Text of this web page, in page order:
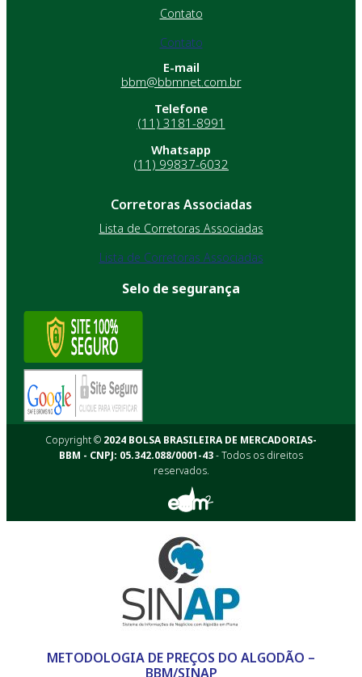
Contato
Contato
E-mail
bbm@bbmnet.com.br
Telefone
(11) 3181-8991
Whatsapp
(11) 99837-6032
Corretoras Associadas
Lista de Corretoras Associadas
Lista de Corretoras Associadas
Selo de segurança
Copyright © 2024 BOLSA BRASILEIRA DE MERCADORIAS-
BBM - CNPJ: 05.342.088/0001-43- Todos os direitos
reservados.
METODOLOGIA DE PREÇOS DO ALGODÃO –
BBM/SINAP